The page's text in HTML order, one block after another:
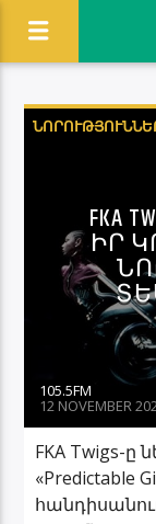
FKA
ԻՐ
105.5FM
12 NOVEMBER
FKA Twigs-ը
«Predictable